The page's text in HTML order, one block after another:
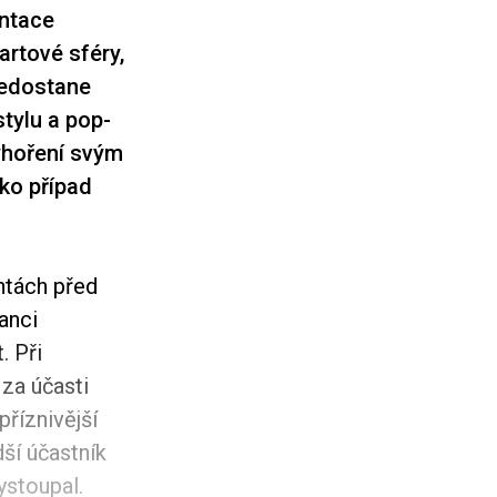
sféry,
a pop-
svým
případ
před
Při
účasti
účastník